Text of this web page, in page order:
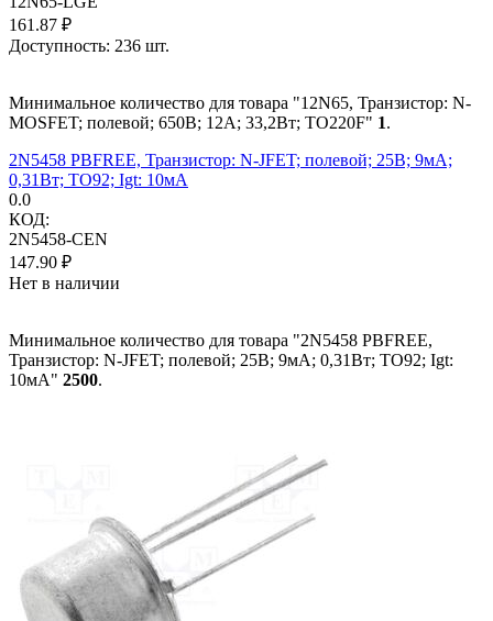
161.87 ₽
Доступность: 236 шт.
Минимальное количество для товара "12N65, Транзистор: N-
MOSFET; полевой; 650В; 12А; 33,2Вт; TO220F" 1.
2N5458 PBFREE, Транзистор: N-JFET; полевой; 25В; 9мА;
0,31Вт; TO92; Igt: 10мА
0.0
КОД:
2N5458-CEN
147.90 ₽
Нет в наличии
Минимальное количество для товара "2N5458 PBFREE,
Транзистор: N-JFET; полевой; 25В; 9мА; 0,31Вт; TO92; Igt:
10мА" 2500.